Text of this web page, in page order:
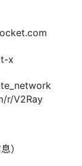
x
r/V2Ray
）